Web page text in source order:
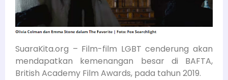
SuaraKita.org – Film-film LGBT cenderung akan
mendapatkan kemenangan besar di BAFTA,
British Academy Film Awards, pada tahun 2019.